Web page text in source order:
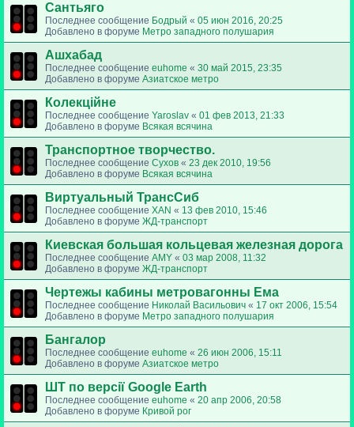
Сантьяго
Последнее сообщение Бодрый « 05 июн 2016, 20:25
Добавлено в форуме Метро западного полушария
Ашхабад
Последнее сообщение euhome « 30 май 2015, 23:35
Добавлено в форуме Азиатское метро
Колекційне
Последнее сообщение Yaroslav « 01 фев 2013, 21:33
Добавлено в форуме Всякая всячина
Транспортное творчество.
Последнее сообщение Сухов « 23 дек 2010, 19:56
Добавлено в форуме Всякая всячина
Виртуальный ТрансСиб
Последнее сообщение XAN « 13 фев 2010, 15:46
Добавлено в форуме ЖД-транспорт
Киевская большая кольцевая железная дорога
Последнее сообщение AMY « 03 мар 2008, 11:32
Добавлено в форуме ЖД-транспорт
Чертежы кабины метровагонны Ема
Последнее сообщение Николай Васильович « 17 окт 2006, 15:54
Добавлено в форуме Метро западного полушария
Бангалор
Последнее сообщение euhome « 26 июн 2006, 15:11
Добавлено в форуме Азиатское метро
ШТ по версії Google Earth
Последнее сообщение euhome « 20 апр 2006, 20:58
Добавлено в форуме Кривой рог